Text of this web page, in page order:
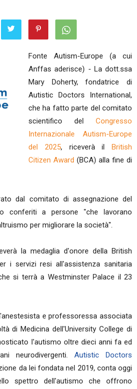
Fonte Autism-Europe (a cui
Anffas aderisce) - La dott.ssa
Mary Doherty, fondatrice di
Autistic Doctors International,
che ha fatto parte del comitato
scientifico del Congresso
Internazionale Autism-Europe
del 2025, riceverà il British
Citizen Award (BCA) alla fine di
dal comitato di assegnazione del
conferiti a persone "che lavorano
per migliorare la società".
la medaglia d'onore della British
i servizi resi all'assistenza sanitaria
si terrà a Westminster Palace il 23
e professoressa associata
di Medicina dell'University College di
l'autismo oltre dieci anni fa ed
neurodivergenti.Autistic Doctors
da lei fondata nel 2019, conta oggi
spettro dell'autismo che offrono